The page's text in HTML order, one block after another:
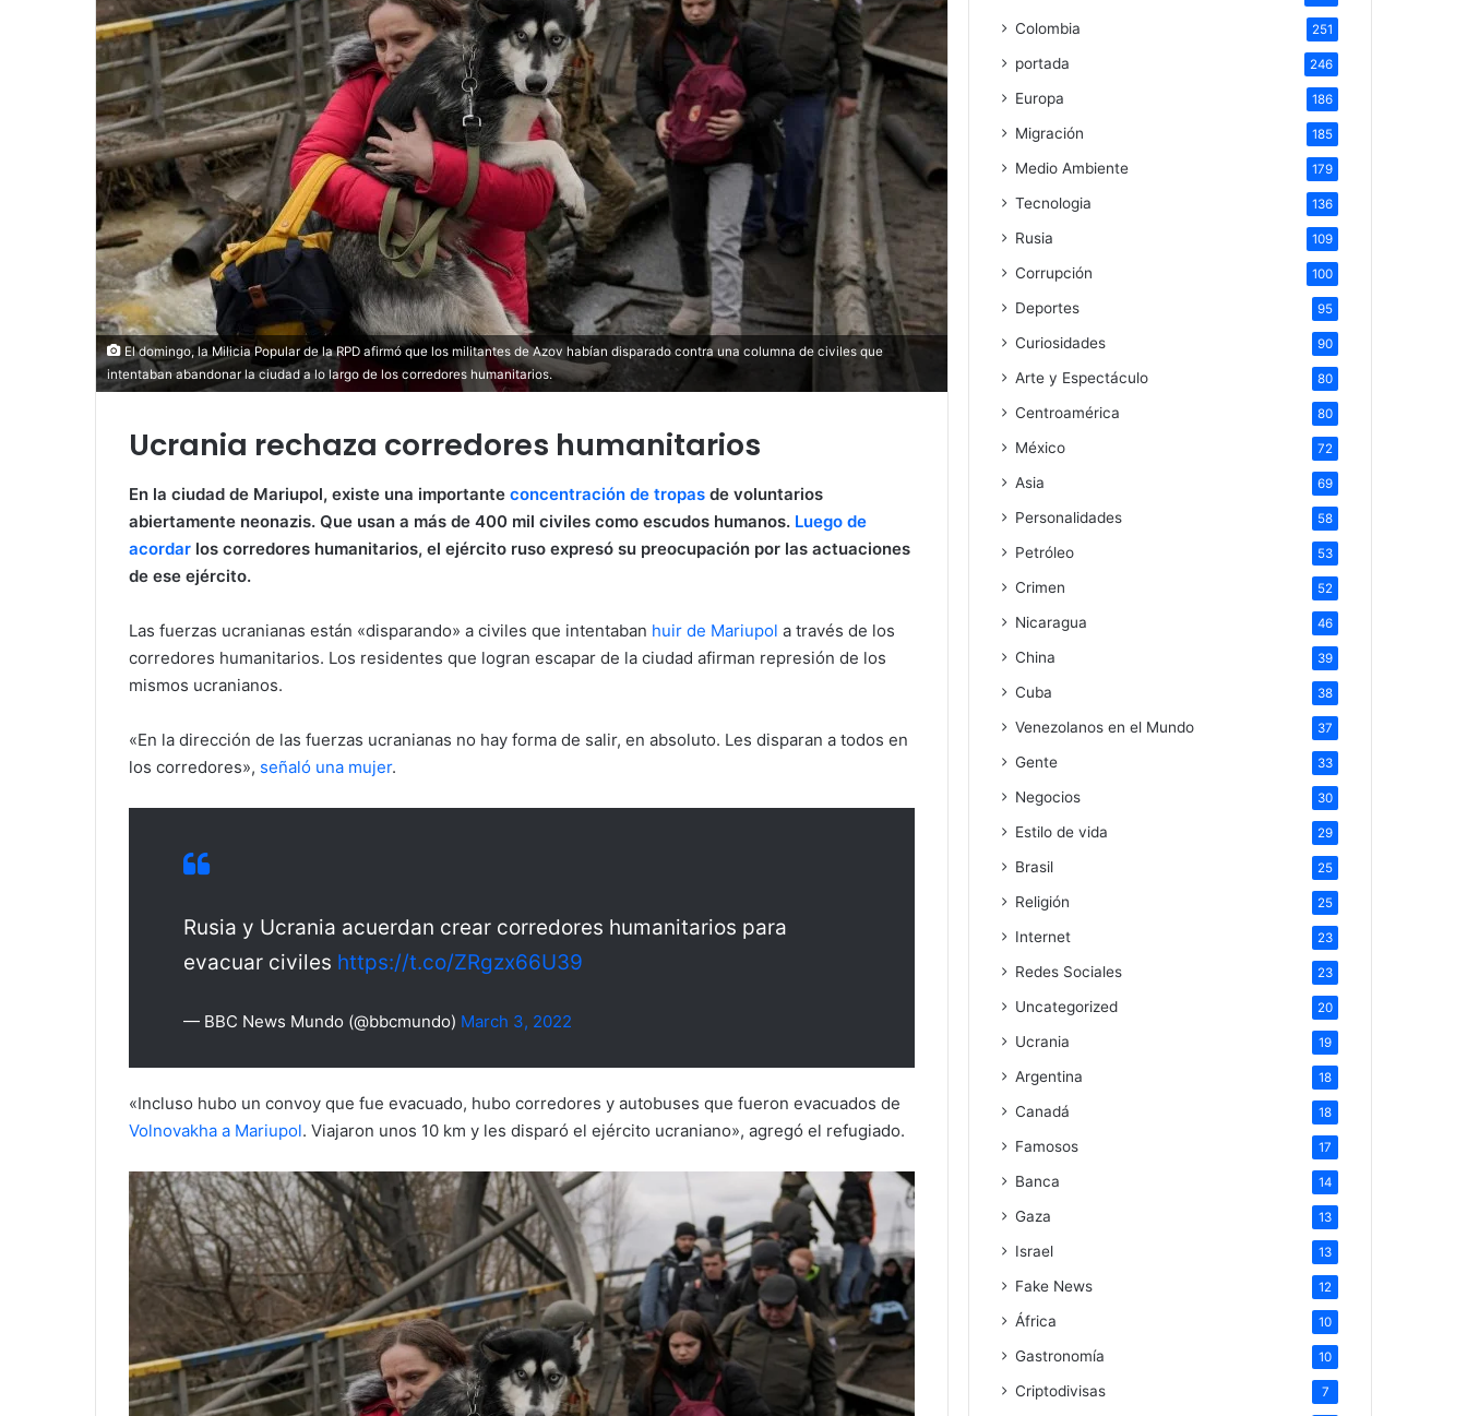
El domingo, la Milicia Popular de la RPD afirmó que los militantes de Azov habían disparado contra una columna de civiles que
intentaban abandonar la ciudad a lo largo de los corredores humanitarios.
Ucrania rechaza corredores humanitarios
En la ciudad de Mariupol, existe una importante concentración de tropas de voluntarios
abiertamente neonazis. Que usan a más de 400 mil civiles como escudos humanos. Luego de
acordar los corredores humanitarios, el ejército ruso expresó su preocupación por las actuaciones
de ese ejército.
Las fuerzas ucranianas están «disparando» a civiles que intentaban huir de Mariupol a través de los
corredores humanitarios. Los residentes que logran escapar de la ciudad afirman represión de los
mismos ucranianos.
«En la dirección de las fuerzas ucranianas no hay forma de salir, en absoluto. Les disparan a todos en
los corredores», señaló una mujer.
Rusia y Ucrania acuerdan crear corredores humanitarios para
evacuar civiles https://t.co/ZRgzx66U39
— BBC News Mundo (@bbcmundo) March 3, 2022
«Incluso hubo un convoy que fue evacuado, hubo corredores y autobuses que fueron evacuados de
Volnovakha a Mariupol. Viajaron unos 10 km y les disparó el ejército ucraniano», agregó el refugiado.
Colombia 251
portada 246
Europa 186
Migración 185
Medio Ambiente 179
Tecnologia 136
Rusia 109
Corrupción 100
Deportes 95
Curiosidades 90
Arte y Espectáculo 80
Centroamérica 80
México 72
Asia 69
Personalidades 58
Petróleo 53
Crimen 52
Nicaragua 46
China 39
Cuba 38
Venezolanos en el Mundo 37
Gente 33
Negocios 30
Estilo de vida 29
Brasil 25
Religión 25
Internet 23
Redes Sociales 23
Uncategorized 20
Ucrania 19
Argentina 18
Canadá 18
Famosos 17
Banca 14
Gaza 13
Israel 13
Fake News 12
África 10
Gastronomía 10
Criptodivisas 7